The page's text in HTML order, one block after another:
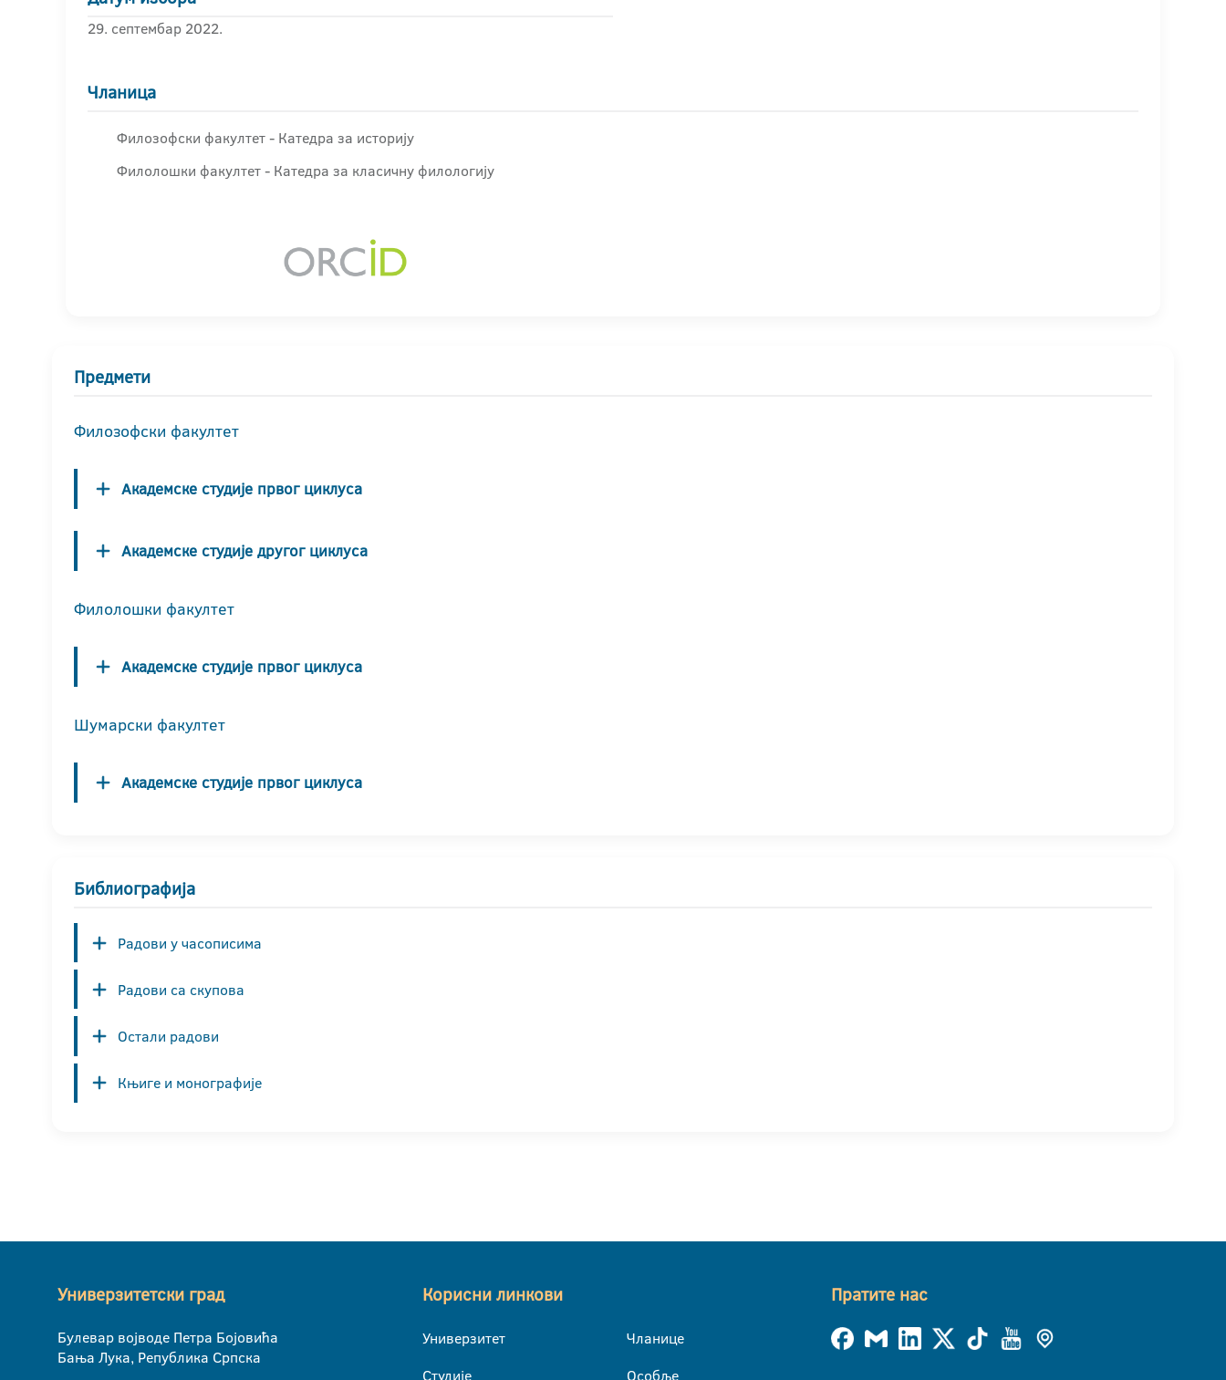
29. септембар 2022.
Чланица
Филозофски факултет - Катедра за историју
Филолошки факултет - Катедра за класичну филологију
Предмети
Филозофски факултет
Академске студије првог циклуса
Академске студије другог циклуса
Филолошки факултет
Академске студије првог циклуса
Шумарски факултет
Академске студије првог циклуса
Библиографија
Радови у часописима
Радови са скупова
Остали радови
Књиге и монографије
Универзитетски град
Булевар војводе Петра Бојовића
Бања Лука, Република Српска
Корисни линкови
Универзитет
Студије
Чланице
Особље
Пратите нас